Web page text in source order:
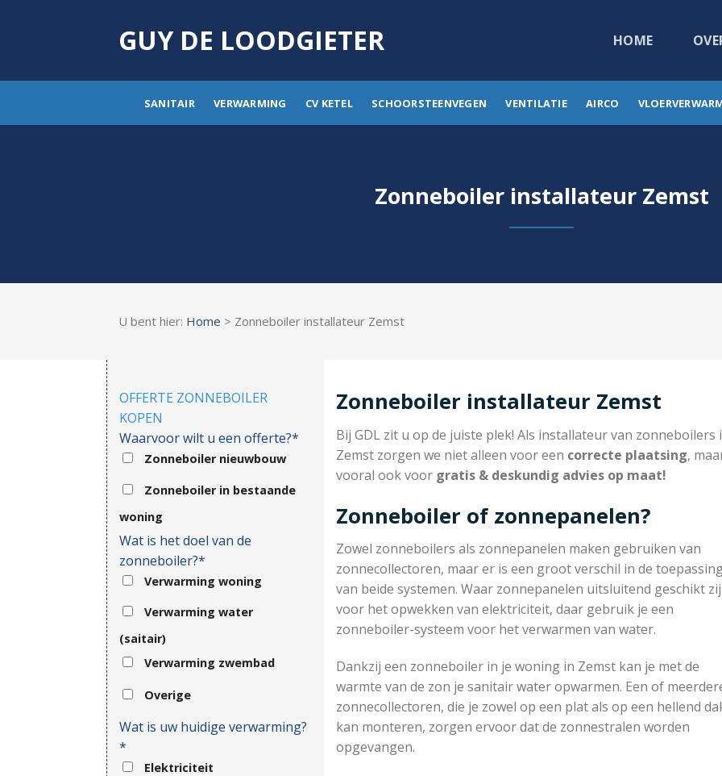
GUY DE LOODGIETER HOME
SANITAIR VERWARMING CV KETEL SCHOORSTEENVEGEN VENTILATIE AIRCO
Zonneboiler installateur Zemst
U bent hier: Home > Zonneboiler installateur Zemst
OFFERTE ZONNEBOILER
KOPEN
Waarvoor wilt u een offerte?*
Zonneboiler nieuwbouw
Zonneboiler in bestaande
woning
Wat is het doel van de
zonneboiler?*
Verwarming woning
Verwarming water
(saitair)
Verwarming zwembad
Overige
Wat is uw huidige verwarming?
*
Elektriciteit
Zonneboiler installateur Zemst
Bij GDL zit u op de juiste plek! Als installateur van zonneboilers
Zemst zorgen we niet alleen voor een correcte plaatsing,
vooral ook voor gratis & deskundig advies op maat!
Zonneboiler of zonnepanelen?
Zowel zonneboilers als zonnepanelen maken gebruiken van
zonnecollectoren, maar er is een groot verschil in de
van beide systemen. Waar zonnepanelen uitsluitend geschikt
voor het opwekken van elektriciteit, daar gebruik je een
zonneboiler-systeem voor het verwarmen van water.
Dankzij een zonneboiler in je woning in Zemst kan je met de
warmte van de zon je sanitair water opwarmen. Een of
zonnecollectoren, die je zowel op een plat als op een hellend
kan monteren, zorgen ervoor dat de zonnestralen worden
opgevangen.